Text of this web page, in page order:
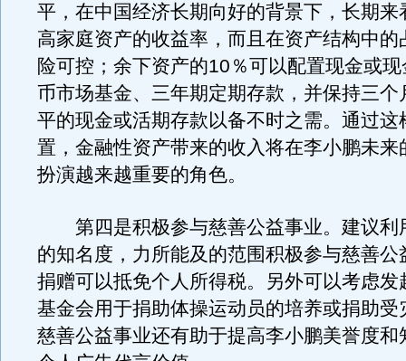
平，在中国经济长期向好的背景下，长期来
高家庭资产的收益率，而且在资产结构中的
险可控；余下资产的10％可以配置现金或
币市场基金、三年期定期存款，并保持三个
平的现金或活期存款以备不时之需。通过这
置，金融性资产带来的收入将在李小鹏未来
扮演越来越重要的角色。
第四是积极参与慈善公益事业。建议利
的知名度，力所能及的范围积极参与慈善公
捐赠可以抵免个人所得税。另外可以考虑发
基金会用于捐助体操运动员的培养或捐助受
慈善公益事业还有助于提高李小鹏美誉度和